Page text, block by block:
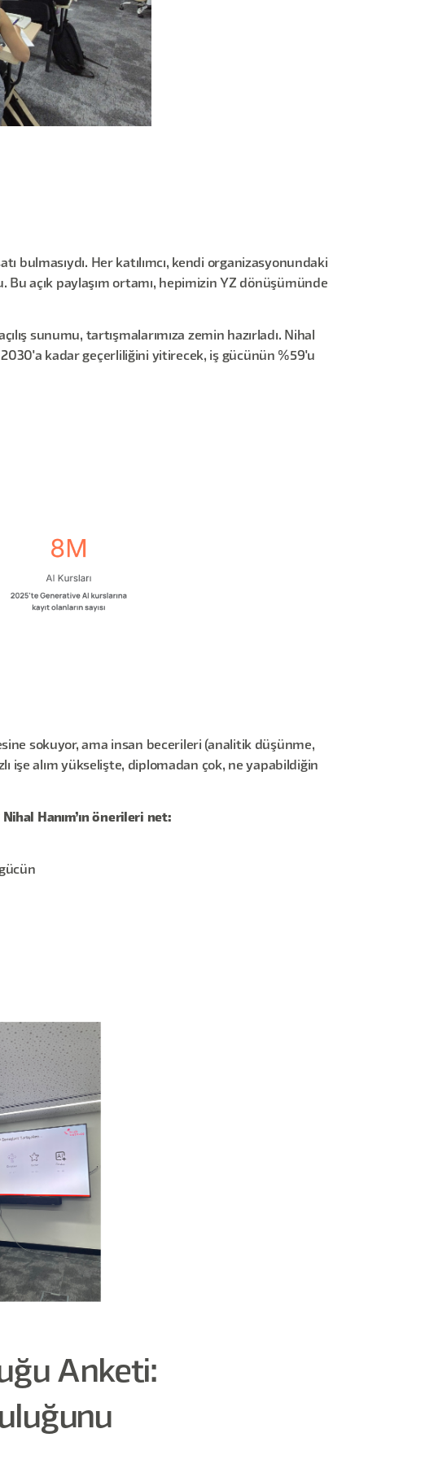
Her katılımcı, kendi organizasyonundaki
Bu açık paylaşım ortamı, hepimizin YZ dönüşümünde
sunumu, tartışmalarımıza zemin hazırladı. Nihal
2030'a kadar geçerliliğini yitirecek, iş gücünün %59'u
sokuyor, ama insan becerileri (analitik düşünme,
işe alım yükselişte, diplomadan çok, ne yapabildiğin
Hanım’ın önerileri net:
Anketi: